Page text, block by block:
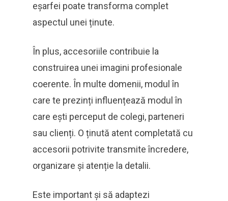
eșarfei poate transforma complet
aspectul unei ținute.
În plus, accesoriile contribuie la
construirea unei imagini profesionale
coerente. În multe domenii, modul în
care te prezinți influențează modul în
care ești perceput de colegi, parteneri
sau clienți. O ținută atent completată cu
accesorii potrivite transmite încredere,
organizare și atenție la detalii.
Este important și să adaptezi